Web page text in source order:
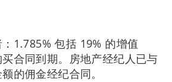
1.785% 包括 19% 的增值
合同到期。房地产经纪人已与
的佣金经纪合同。